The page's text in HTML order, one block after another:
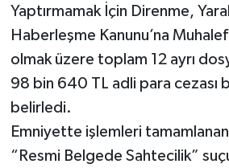
Yaptırmamak İçin Direnme,
Haberleşme Kanunu’na
olmak üzere toplam 12 ayrı
98 bin 640 TL adli para cezası
belirledi.
Emniyette işlemleri
“Resmi Belgede Sahtecilik”
TEKNOLOJİ
VEFATLAR
Yerel